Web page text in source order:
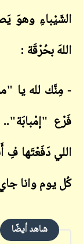
الشَيْباءِ وهوَ
اللهَ بحُرْقَة :
- مِنَّك لله يا
فَرْع
اللي دَفَعْتَها فِ
كُل يوم وانا
شاهد أيضًا